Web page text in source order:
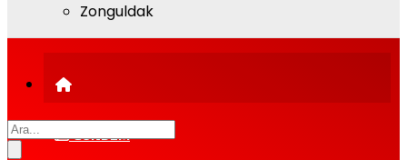
Zonguldak
GÜNDEM